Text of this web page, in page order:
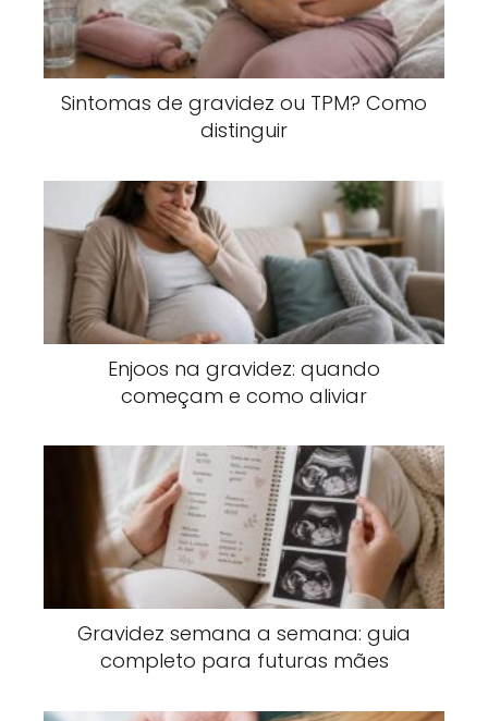
Sintomas de gravidez ou TPM? Como
distinguir
Enjoos na gravidez: quando
começam e como aliviar
Gravidez semana a semana: guia
completo para futuras mães